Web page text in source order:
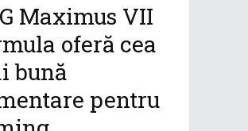
Maximus VII
oferă cea
bună
pentru